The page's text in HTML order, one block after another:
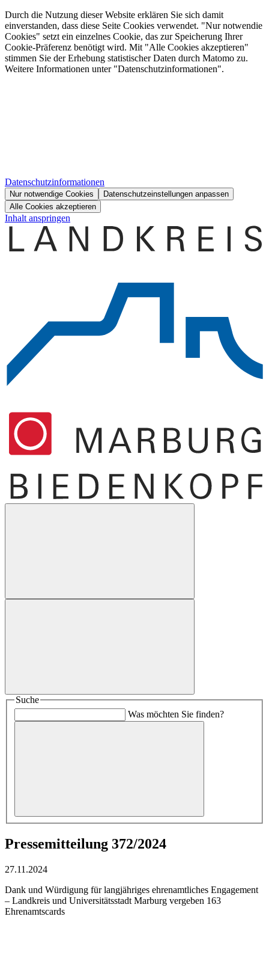
Durch die Nutzung dieser Website erklären Sie sich damit
einverstanden, dass diese Seite Cookies verwendet. "Nur notwendie
Cookies" setzt ein einzelnes Cookie, das zur Speicherung Ihrer
Cookie-Präferenz benötigt wird. Mit "Alle Cookies akzeptieren"
stimmen Sie der Erhebung statistischer Daten durch Matomo zu.
Weitere Informationen unter "Datenschutzinformationen".
Datenschutzinformationen
Nur notwendige Cookies
Datenschutzeinstellungen anpassen
Alle Cookies akzeptieren
Inhalt anspringen
Suche
Was möchten Sie finden?
Pressemitteilung 372/2024
27.11.2024
Dank und Würdigung für langjähriges ehrenamtliches Engagement
– Landkreis und Universitätsstadt Marburg vergeben 163
Ehrenamtscards